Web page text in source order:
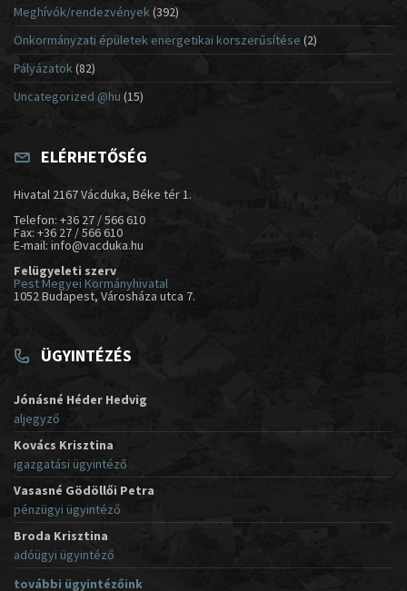
Meghívók/rendezvények (392)
Önkormányzati épületek energetikai korszerűsítése (2)
Pályázatok (82)
Uncategorized @hu (15)
ELÉRHETŐSÉG
Hivatal 2167 Vácduka, Béke tér 1.
Telefon: +36 27 / 566 610
Fax: +36 27 / 566 610
E-mail: info@vacduka.hu
Felügyeleti szerv
Pest Megyei Kormányhivatal
1052 Budapest, Városháza utca 7.
ÜGYINTÉZÉS
Jónásné Héder Hedvig
aljegyző
Kovács Krisztina
igazgatási ügyintéző
Vasasné Gödöllői Petra
pénzügyi ügyintéző
Broda Krisztina
adóügyi ügyintéző
további ügyintézőink